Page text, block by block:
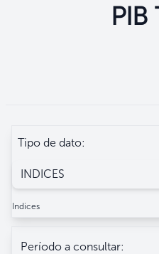
PIB
Tipo de dato:
Indices
Período a consultar: